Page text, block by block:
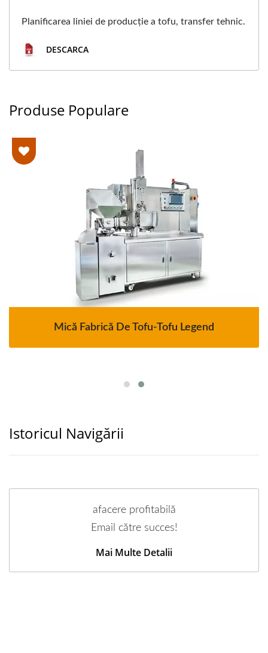
Planificarea liniei de producție a tofu, transfer tehnic.
DESCARCA
Produse Populare
Mică Fabrică De Tofu-Tofu Legend
Istoricul Navigării
afacere profitabilă
Email către succes!
Mai Multe Detalii